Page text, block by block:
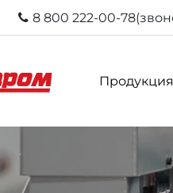
8 800 222-00-78
Продукция